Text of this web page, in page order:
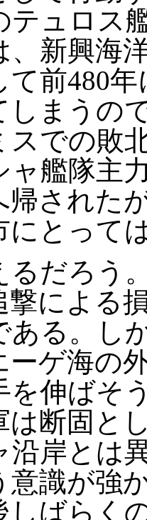
テュロス
、新興海
て前480
しまうの
での敗
ャ艦隊主
帰された
にとって
るだろう
撃による
ある。し
ーゲ海の
を伸ばそ
は断固と
沿岸とは
意識が強
ばらく